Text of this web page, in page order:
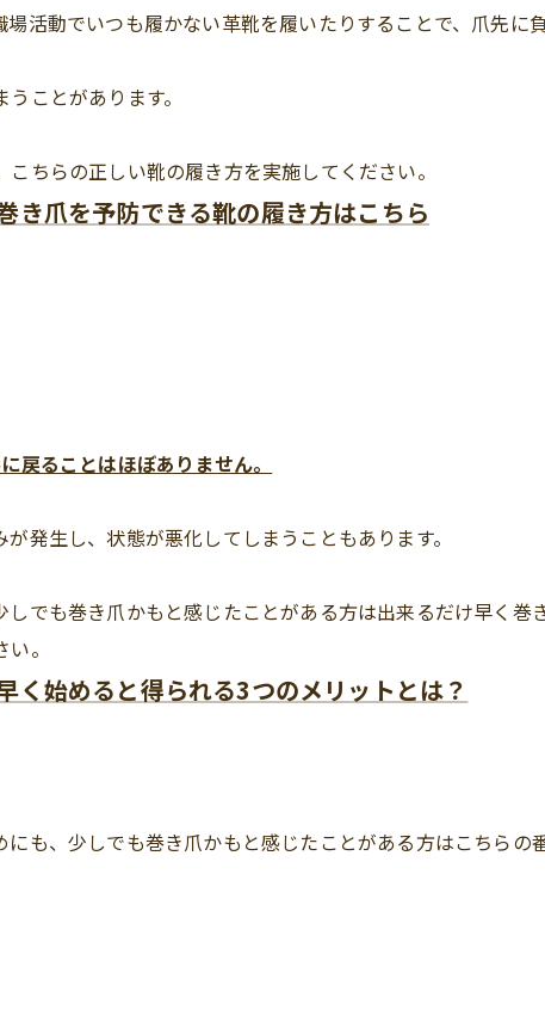
活動でいつも履かない革靴を履いたりすることで、爪先に
ことがあります。
ちらの正しい靴の履き方を実施してください。
爪を予防できる靴の履き方はこちら
戻ることはほぼありません。
発生し、状態が悪化してしまうこともあります。
でも巻き爪かもと感じたことがある方は出来るだけ早く巻
。
く始めると得られる3つのメリットとは？
も、少しでも巻き爪かもと感じたことがある方はこちらの